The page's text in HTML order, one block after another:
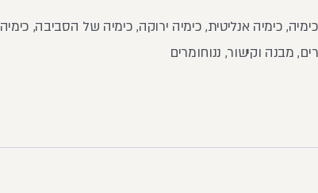
כימיה אנליטית, כימיה ירוקה, כימיה של הסביבה, כימיה
מבנה וקישור, ננוחומרים